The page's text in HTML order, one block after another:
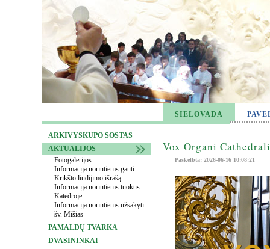
SIELOVADA
ARKIVYSKUPO SOSTAS
AKTUALIJOS
Fotogalerijos
Informacija norintiems gauti
Krikšto liudijimo išrašą
Informacija norintiems tuoktis
Katedroje
Informacija norintiems užsakyti
šv. Mišias
PAMALDŲ TVARKA
DVASININKAI
Vox Organi
Paskelbta: 2026-06-16 10:08:21